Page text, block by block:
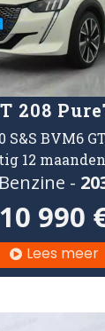
208
S&S BVM6
12
-
10 990
 Lees meer